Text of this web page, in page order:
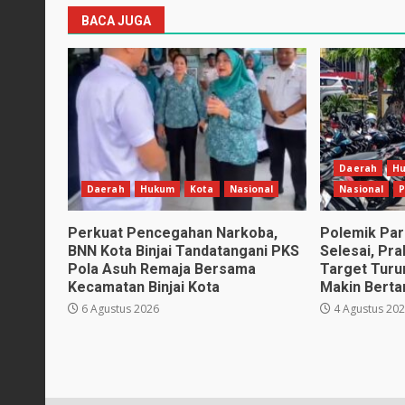
BACA JUGA
Daerah Hukum Kota Nasional
Perkuat Pencegahan Narkoba,
BNN Kota Binjai Tandatangani PKS
Pola Asuh Remaja Bersama
Kecamatan Binjai Kota
6 Agustus 2026
Daerah
Nasional
Polemik
Selesai,
Target
Makin
4 Agustus